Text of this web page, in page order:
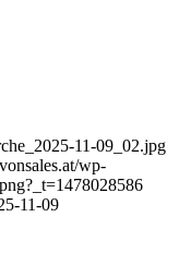
11-09_02.jpg
wp-
11-09